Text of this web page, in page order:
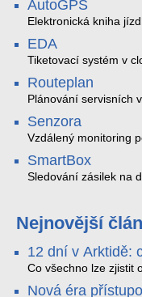
AutoGPS
Elektronická kniha jízd
EDA
Tiketovací systém v
Routeplan
Plánování servisních
Senzora
Vzdálený monitoring
SmartBox
Sledování zásilek na
Nejnovější
12 dní v Arktidě:
data ze
Co všechno lze zjistit
projede Arktidou?
Tromsø přes Lofoty,
Nová éra